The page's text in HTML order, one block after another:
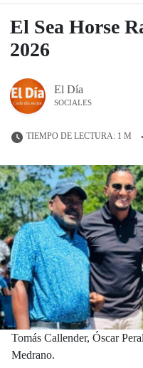
El Sea Horse
2026
El Día
SOCIALES
TIEMPO DE LECTURA: 1 M
Tomás Callender, Óscar
Medrano.